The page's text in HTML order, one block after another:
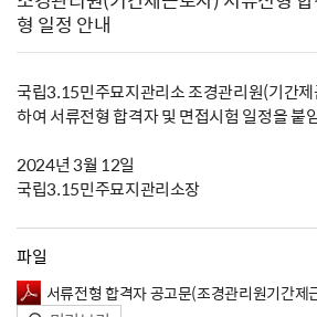
형 일정 안내
국립3.15민주묘지관리소 조경관리원(기간
하여 서류전형 합격자 및 면접시험 일정을 붙
2024년 3월 12일
국립3.15민주묘지관리소장
파일
서류전형 합격자 공고문(조경관리원기간